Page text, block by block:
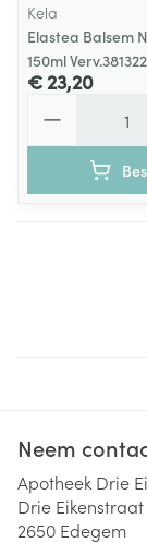
Kela
Elastea Balsem
150ml
€ 23,20
Neem
Apotheek Drie
Drie
2650 Edegem